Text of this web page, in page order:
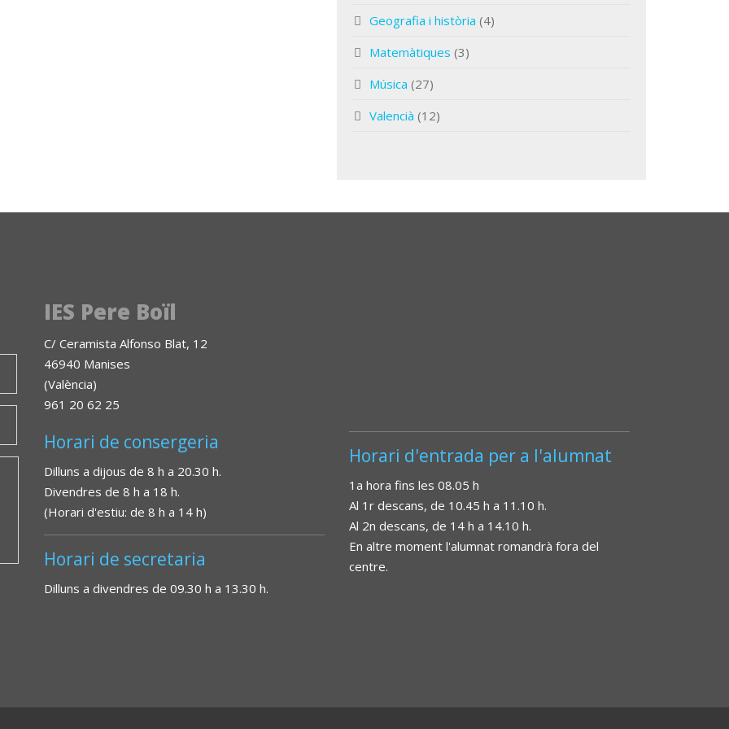
Geografia i història (4)
Matemàtiques (3)
Música (27)
Valencià (12)
IES Pere Boïl
C/ Ceramista Alfonso Blat, 12
46940 Manises
(València)
961 20 62 25
Horari de consergeria
Dilluns a dijous de 8 h a 20.30 h.
Divendres de 8 h a 18 h.
(Horari d'estiu: de 8 h a 14 h)
Horari de secretaria
Dilluns a divendres de 09.30 h a 13.30 h.
Horari d'entrada per a l'alumnat
1a hora fins les 08.05 h
Al 1r descans, de 10.45 h a 11.10 h.
Al 2n descans, de 14 h a 14.10 h.
En altre moment l'alumnat romandrà fora del
centre.